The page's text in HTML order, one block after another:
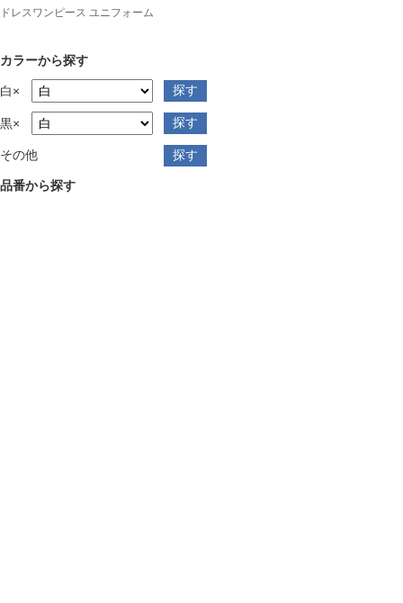
ドレスワンピース ユニフォーム
カラーから探す
白×
黒×
その他
品番から探す